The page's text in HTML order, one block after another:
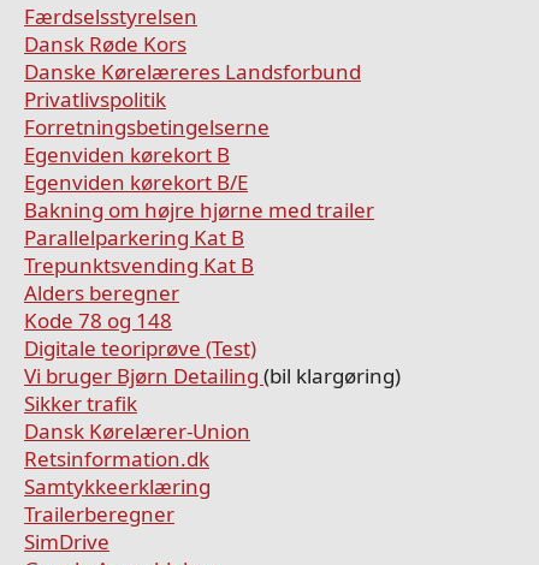
Færdselsstyrelsen
Dansk Røde Kors
Danske Kørelæreres Landsforbund
Privatlivspolitik
Forretningsbetingelserne
Egenviden kørekort B
Egenviden kørekort B/E
Bakning om højre hjørne med trailer
Parallelparkering Kat B
Trepunktsvending Kat B
Alders beregner
Kode 78 og 148
Digitale teoriprøve (Test)
Vi bruger Bjørn Detailing (bil klargøring)
Sikker trafik
Dansk Kørelærer-Union
Retsinformation.dk
Samtykkeerklæring
Trailerberegner
SimDrive